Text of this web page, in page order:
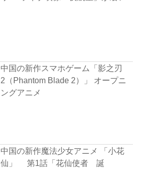
中国の新作スマホゲーム「影之刃
2（Phantom Blade 2）」 オープニ
ングアニメ
中国の新作魔法少女アニメ 「小花
仙」 第1話「花仙使者 誕